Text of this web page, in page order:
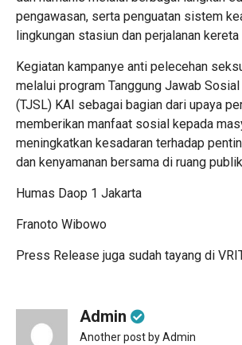
pengawasan, serta penguatan sistem
lingkungan stasiun dan perjalanan kereta
Kegiatan kampanye anti pelecehan
melalui program Tanggung Jawab
(TJSL) KAI sebagai bagian dari upaya
memberikan manfaat sosial kepada
meningkatkan kesadaran terhadap
dan kenyamanan bersama di ruang
Humas Daop 1 Jakarta
Franoto Wibowo
Press Release juga sudah tayang di
Admin
Another post by Admin